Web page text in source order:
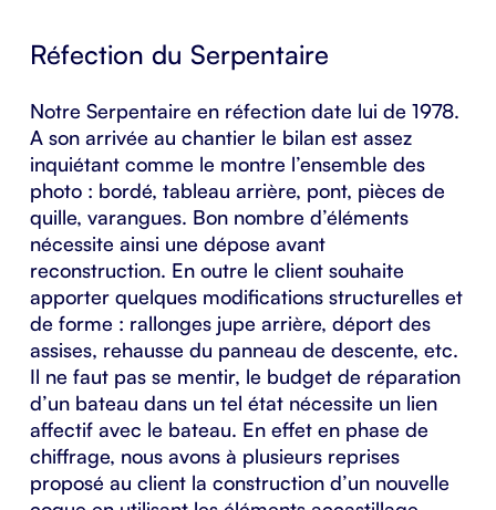
Réfection du Serpentaire
Notre Serpentaire en réfection date lui de 1978.
A son arrivée au chantier le bilan est assez
inquiétant comme le montre l’ensemble des
photo : bordé, tableau arrière, pont, pièces de
quille, varangues. Bon nombre d’éléments
nécessite ainsi une dépose avant
reconstruction. En outre le client souhaite
apporter quelques modifications structurelles et
de forme : rallonges jupe arrière, déport des
assises, rehausse du panneau de descente, etc.
Il ne faut pas se mentir, le budget de réparation
d’un bateau dans un tel état nécessite un lien
affectif avec le bateau. En effet en phase de
chiffrage, nous avons à plusieurs reprises
proposé au client la construction d’un nouvelle